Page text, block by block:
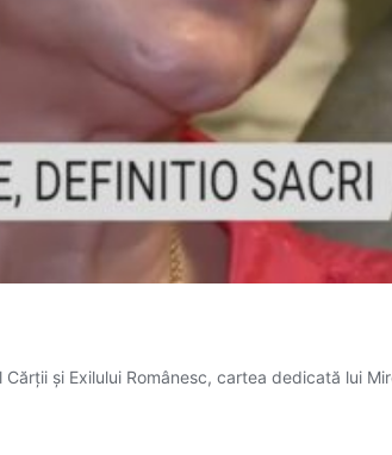
și Exilului Românesc, cartea dedicată lui